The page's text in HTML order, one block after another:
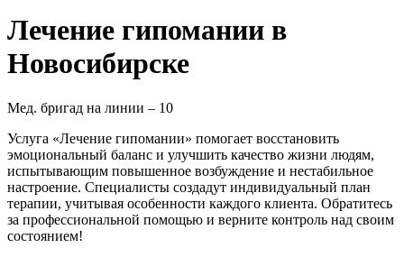
Лечение гипомании в
Новосибирске
Мед. бригад на линии – 10
Услуга «Лечение гипомании» помогает восстановить
эмоциональный баланс и улучшить качество жизни людям,
испытывающим повышенное возбуждение и нестабильное
настроение. Специалисты создадут индивидуальный план
терапии, учитывая особенности каждого клиента. Обратитесь
за профессиональной помощью и верните контроль над своим
состоянием!